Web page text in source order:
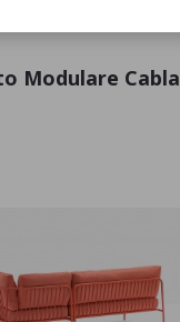
Modulare Cabla